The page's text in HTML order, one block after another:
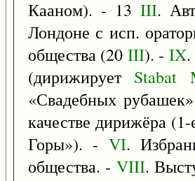
Кааном). - 13III.
Лондоне с исп.
общества (20 III). - IX.
(дирижирует Stabat
«Свадебных
качестве дирижёра
Горы»). - VI.
общества. - VIII.